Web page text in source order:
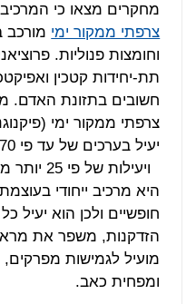
מחקרים מצאו כי
צרפתי ממקור ימי מורכב
וחומצות פנוליות.
תת-יחידות קטכין
חשובים בתזונת האדם.
צרפתי ממקור ימי
היא מרכיב ייחודי
חופשיים ולכן הוא יעיל
הזדקנות, משפר את
מועיל לגמישות מפרקים,
ומפחית כאב.